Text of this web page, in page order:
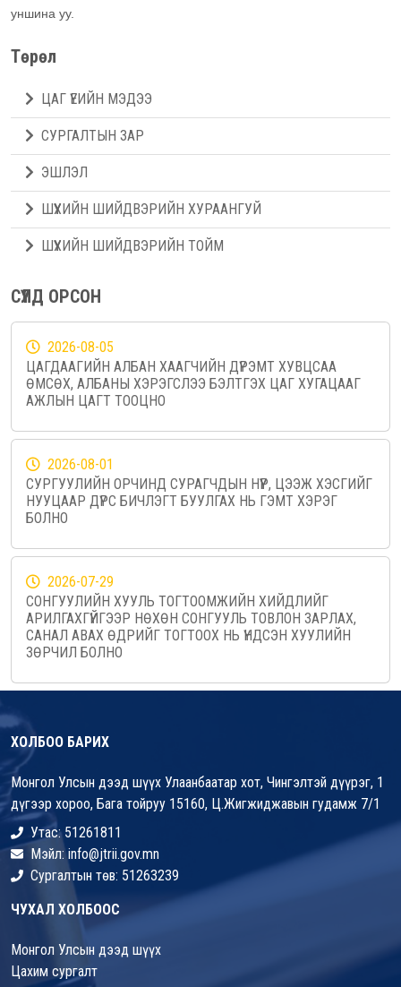
уншина уу.
Төрөл
ЦАГ ҮЕИЙН МЭДЭЭ
СУРГАЛТЫН ЗАР
ЭШЛЭЛ
ШҮҮХИЙН ШИЙДВЭРИЙН ХУРААНГУЙ
ШҮҮХИЙН ШИЙДВЭРИЙН ТОЙМ
СҮҮЛД ОРСОН
2026-08-05
ЦАГДААГИЙН АЛБАН ХААГЧИЙН ДҮРЭМТ ХУВЦСАА
ӨМСӨХ, АЛБАНЫ ХЭРЭГСЛЭЭ БЭЛТГЭХ ЦАГ ХУГАЦААГ
АЖЛЫН ЦАГТ ТООЦНО
2026-08-01
СУРГУУЛИЙН ОРЧИНД СУРАГЧДЫН НҮҮР, ЦЭЭЖ ХЭСГИЙГ
НУУЦААР ДҮРС БИЧЛЭГТ БУУЛГАХ НЬ ГЭМТ ХЭРЭГ
БОЛНО
2026-07-29
СОНГУУЛИЙН ХУУЛЬ ТОГТООМЖИЙН ХИЙДЛИЙГ
АРИЛГАХГҮЙГЭЭР НӨХӨН СОНГУУЛЬ ТОВЛОН ЗАРЛАХ,
САНАЛ АВАХ ӨДРИЙГ ТОГТООХ НЬ ҮНДСЭН ХУУЛИЙН
ЗӨРЧИЛ БОЛНО
ХОЛБОО БАРИХ
Монгол Улсын дээд шүүх Улаанбаатар хот, Чингэлтэй дүүрэг, 1
дүгээр хороо, Бага тойруу 15160, Ц.Жигжиджавын гудамж 7/1
Утас: 51261811
Мэйл: info@jtrii.gov.mn
Сургалтын төв: 51263239
ЧУХАЛ ХОЛБООС
Монгол Улсын дээд шүүх
Цахим сургалт